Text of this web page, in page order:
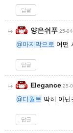
답글
양은쉬푸 25-
@마지막으로 어떤
답글
Elegance 25-
@디월트 딱히 아닌
답글